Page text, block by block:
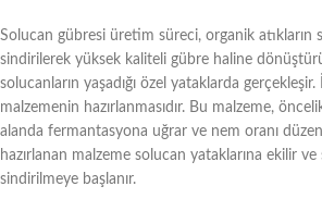
Solucan gübresi üretim süreci, organik atıkların
sindirilerek yüksek kaliteli gübre haline
solucanların yaşadığı özel yataklarda
malzemenin hazırlanmasıdır. Bu malzeme,
alanda fermantasyona uğrar ve nem oranı
hazırlanan malzeme solucan yataklarına ekilir
sindirilmeye başlanır.